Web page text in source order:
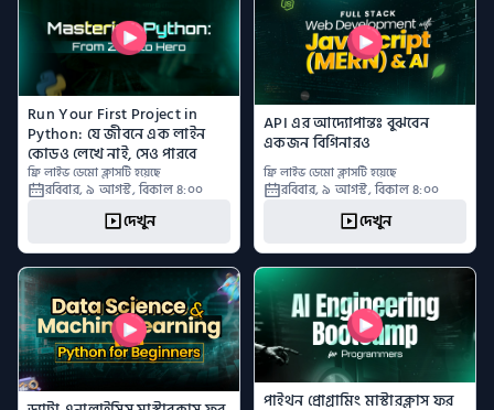
Run Your First Project in
Python: যে জীবনে এক লাইন
কোডও লেখে নাই, সেও পারবে
ফ্রি লাইভ ডেমো ক্লাসটি হয়েছে
রবিবার,৯ আগস্ট,বিকাল ৪:০০
দেখুন
API এর আদ্যোপান্তঃ বুঝবেন
একজন বিগিনারও
ফ্রি লাইভ ডেমো ক্লাসটি হয়েছে
রবিবার,৯ আগস্ট,বিকাল ৪:০০
দেখুন
পাইথন প্রোগ্রামিং মাস্টারক্লাস ফর